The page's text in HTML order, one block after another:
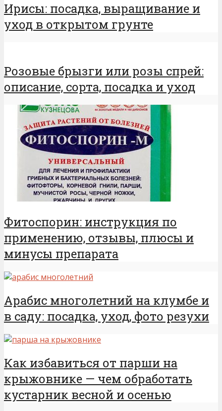
Ирисы: посадка, выращивание и
уход в открытом грунте
Розовые брызги или розы спрей:
описание, сорта, посадка и уход
Фитоспорин: инструкция по
применению, отзывы, плюсы и
минусы препарата
Арабис многолетний на клумбе и
в саду: посадка, уход, фото резухи
Как избавиться от парши на
крыжовнике — чем обработать
кустарник весной и осенью